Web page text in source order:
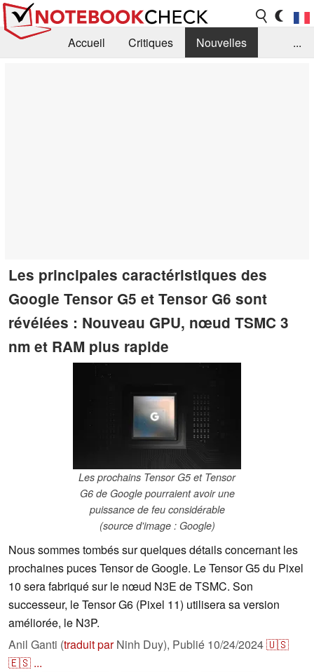
Accueil Critiques
Nouvelles
...
Les principales caractéristiques des
Google Tensor G5 et Tensor G6 sont
révélées : Nouveau GPU, nœud TSMC 3
nm et RAM plus rapide
Les prochains Tensor G5 et Tensor
G6 de Google pourraient avoir une
puissance de feu considérable
(source d'image : Google)
Nous sommes tombés sur quelques détails concernant les
prochaines puces Tensor de Google. Le Tensor G5 du Pixel
10 sera fabriqué sur le nœud N3E de TSMC. Son
successeur, le Tensor G6 (Pixel 11) utilisera sa version
améliorée, le N3P.
Anil Ganti (traduit parNinh Duy), Publié 10/24/2024🇺🇸
🇪🇸 ...